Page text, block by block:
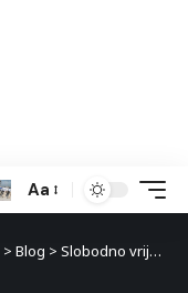
Aa
> Blog > Slobodno vrijeme